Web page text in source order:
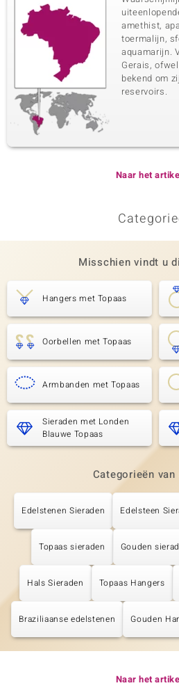
amethist,
toermalijn,
aquamarijn.
Gerais,
bekend om
reservoirs.
Naar het
Misschien vindt u
Hangers met Topaas
Oorbellen met Topaas
Armbanden met Topaas
Sieraden met Londen
Blauwe Topaas
Categorieën
Edelstenen Sieraden Edelsteen
Topaas sieraden Gouden
Hals Sieraden Topaas Hangers
Braziliaanse edelstenen Gouden
Naar het